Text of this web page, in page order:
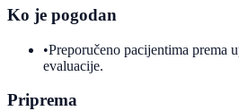
Ko je pogodan
•Preporučeno pacijentima prema
evaluacije.
Priprema